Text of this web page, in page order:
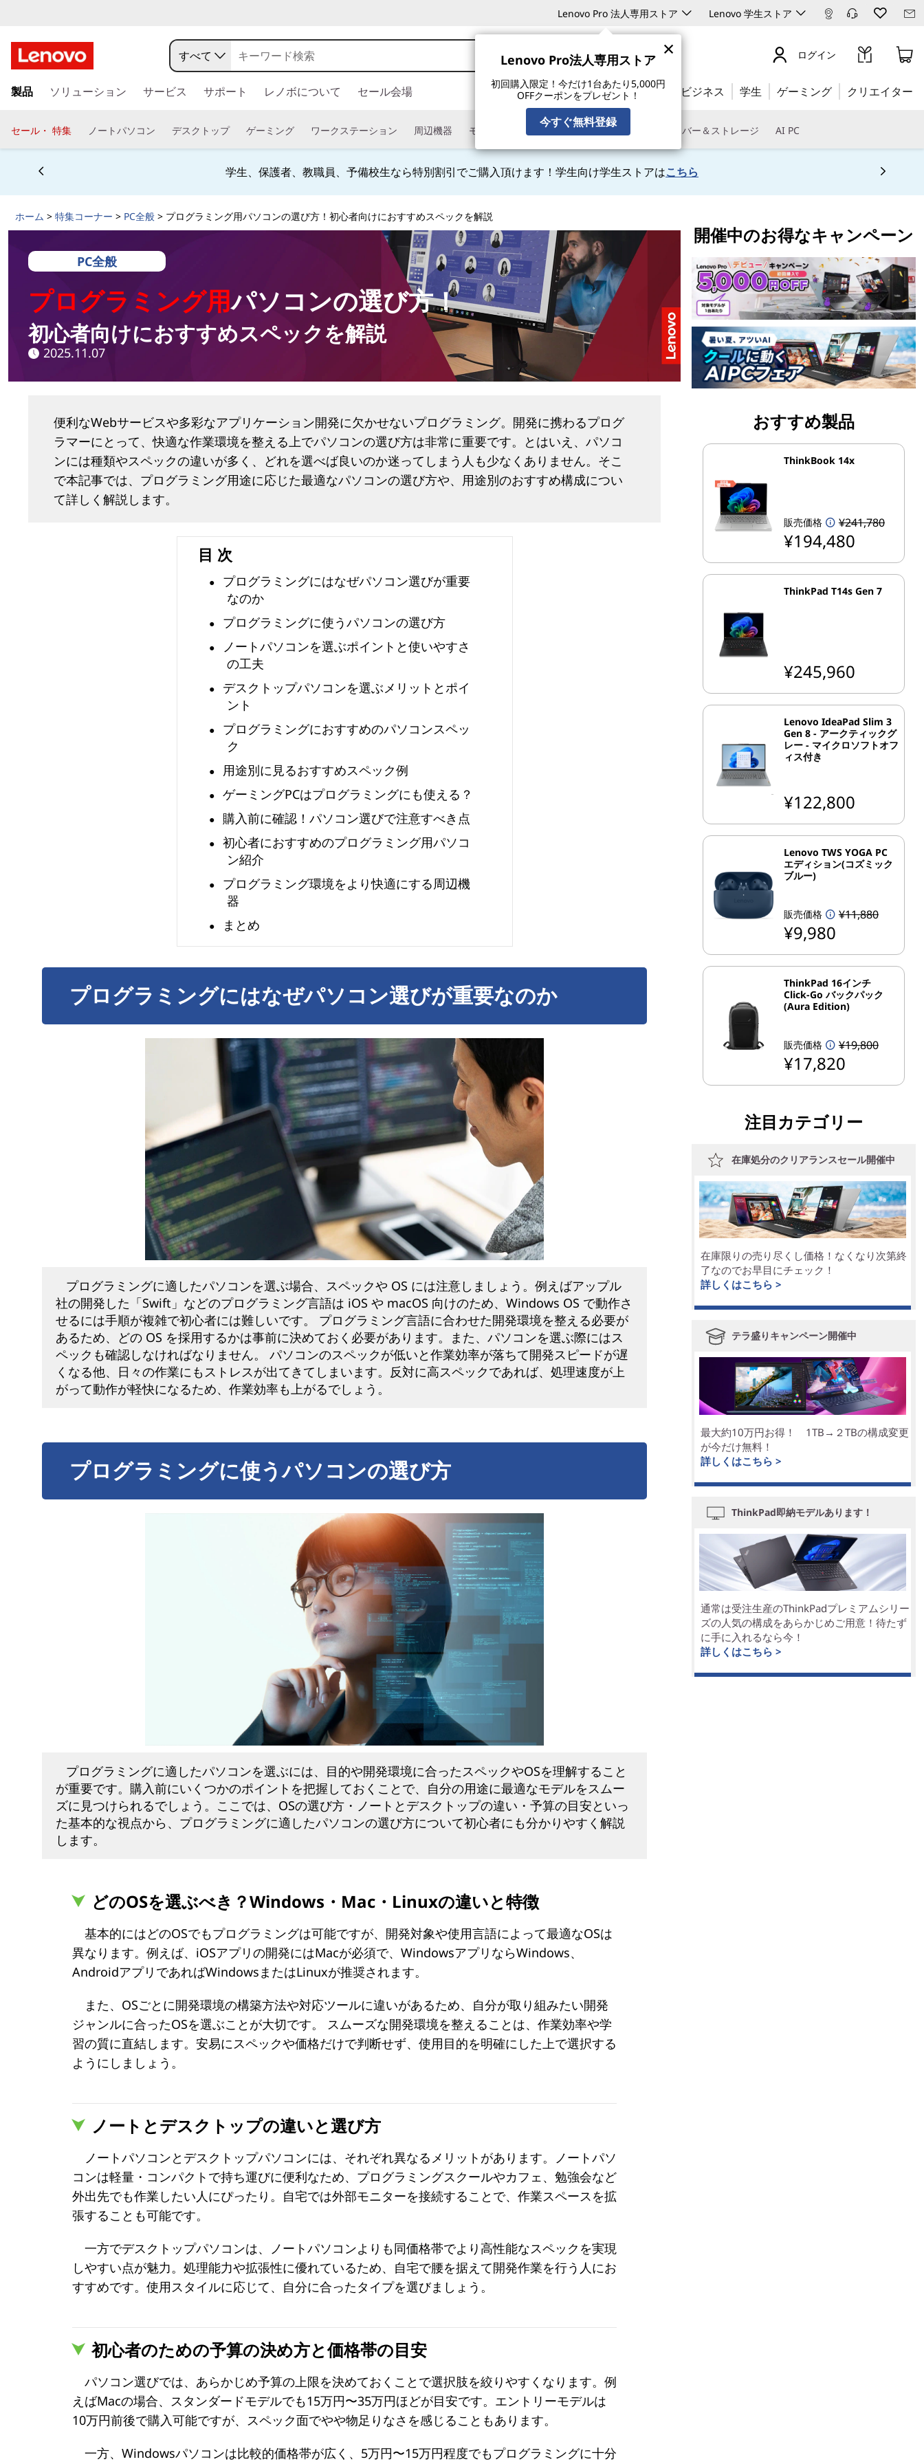
ロ
グ
ミ
グ
用
Lenovo Pro 法人専用ストア
×
Lenovo Pro法人専用ストア
初回購入限定！今だけ1台あたり5,000円
OFFクーポンをプレゼント！
今すぐ無料登録
Lenovo 学生ストア
イ
コ
ン
ス
キ
すべて ログイン
製品 ソリューション サービス サポート レノボについて セール会場 公式ストア: ビジネス 学生 ゲーミング クリエイター
セール・ 特集 ノートパソコン デスクトップ ゲーミング ワークステーション 周辺機器 モニター タブレット ソフトウェア サーバー＆ストレージ AI PC
学生、保護者、教職員、予備校生なら特別割引でご購入頂けます！学生向け学生ストアはこちら
Currently displaying item 4 of 5
ホーム > 特集コーナー > PC全般 > プログラミング用パソコンの選び方！初心者向けにおすすめスペックを解説
PC全般
プログラミング用パソコンの選び方！
初心者向けにおすすめスペックを解説
2025.11.07
便利なWebサービスや多彩なアプリケーション開発に欠かせないプログラミング。開発に携わるプログ
ラマーにとって、快適な作業環境を整える上でパソコンの選び方は非常に重要です。とはいえ、パソコ
ンには種類やスペックの違いが多く、どれを選べば良いのか迷ってしまう人も少なくありません。そこ
で本記事では、プログラミング用途に応じた最適なパソコンの選び方や、用途別のおすすめ構成につい
て詳しく解説します。
目 次
プログラミングにはなぜパソコン選びが重要
なのか
プログラミングに使うパソコンの選び方
ノートパソコンを選ぶポイントと使いやすさ
の工夫
デスクトップパソコンを選ぶメリットとポイ
ント
プログラミングにおすすめのパソコンスペッ
ク
用途別に見るおすすめスペック例
ゲーミングPCはプログラミングにも使える？
購入前に確認！パソコン選びで注意すべき点
初心者におすすめのプログラミング用パソコ
ン紹介
プログラミング環境をより快適にする周辺機
器
まとめ
プログラミングにはなぜパソコン選びが重要なのか
プログラミングに適したパソコンを選ぶ場合、スペックや OS には注意しましょう。例えばアップル
社の開発した「Swift」などのプログラミング言語は iOS や macOS 向けのため、Windows OS で動作さ
せるには手順が複雑で初心者には難しいです。 プログラミング言語に合わせた開発環境を整える必要が
あるため、どの OS を採用するかは事前に決めておく必要があります。また、パソコンを選ぶ際にはス
ペックも確認しなければなりません。 パソコンのスペックが低いと作業効率が落ちて開発スピードが遅
くなる他、日々の作業にもストレスが出てきてしまいます。反対に高スペックであれば、処理速度が上
がって動作が軽快になるため、作業効率も上がるでしょう。
プログラミングに使うパソコンの選び方
プログラミングに適したパソコンを選ぶには、目的や開発環境に合ったスペックやOSを理解すること
が重要です。購入前にいくつかのポイントを把握しておくことで、自分の用途に最適なモデルをスムー
ズに見つけられるでしょう。ここでは、OSの選び方・ノートとデスクトップの違い・予算の目安といっ
た基本的な視点から、プログラミングに適したパソコンの選び方について初心者にも分かりやすく解説
します。
どのOSを選ぶべき？Windows・Mac・Linuxの違いと特徴
基本的にはどのOSでもプログラミングは可能ですが、開発対象や使用言語によって最適なOSは
異なります。例えば、iOSアプリの開発にはMacが必須で、WindowsアプリならWindows、
AndroidアプリであればWindowsまたはLinuxが推奨されます。
また、OSごとに開発環境の構築方法や対応ツールに違いがあるため、自分が取り組みたい開発
ジャンルに合ったOSを選ぶことが大切です。 スムーズな開発環境を整えることは、作業効率や学
習の質に直結します。安易にスペックや価格だけで判断せず、使用目的を明確にした上で選択する
ようにしましょう。
ノートとデスクトップの違いと選び方
ノートパソコンとデスクトップパソコンには、それぞれ異なるメリットがあります。ノートパソ
コンは軽量・コンパクトで持ち運びに便利なため、プログラミングスクールやカフェ、勉強会など
外出先でも作業したい人にぴったり。自宅では外部モニターを接続することで、作業スペースを拡
張することも可能です。
一方でデスクトップパソコンは、ノートパソコンよりも同価格帯でより高性能なスペックを実現
しやすい点が魅力。処理能力や拡張性に優れているため、自宅で腰を据えて開発作業を行う人にお
すすめです。使用スタイルに応じて、自分に合ったタイプを選びましょう。
初心者のための予算の決め方と価格帯の目安
パソコン選びでは、あらかじめ予算の上限を決めておくことで選択肢を絞りやすくなります。例
えばMacの場合、スタンダードモデルでも15万円〜35万円ほどが目安です。エントリーモデルは
10万円前後で購入可能ですが、スペック面でやや物足りなさを感じることもあります。
一方、Windowsパソコンは比較的価格帯が広く、5万円〜15万円程度でもプログラミングに十分
開催中のお得なキャンペーン
おすすめ製品
ThinkBook 14x
販売価格 ¥241,780
¥194,480
ThinkPad T14s Gen 7
¥245,960
Lenovo IdeaPad Slim 3
Gen 8 - アークティックグ
レー - マイクロソフトオフ
ィス付き
¥122,800
Lenovo TWS YOGA PC
エディション(コズミック
ブルー)
販売価格 ¥11,880
¥9,980
ThinkPad 16インチ
Click-Go バックパック
(Aura Edition)
販売価格 ¥19,800
¥17,820
注目カテゴリー
在庫処分のクリアランスセール開催中
在庫限りの売り尽くし価格！なくなり次第終
了なのでお早目にチェック！
詳しくはこちら >
テラ盛りキャンペーン開催中
最大約10万円お得！ 1TB→２TBの構成変更
が今だけ無料！
詳しくはこちら >
ThinkPad即納モデルあります！
通常は受注生産のThinkPadプレミアムシリー
ズの人気の構成をあらかじめご用意！待たず
に手に入れるなら今！
詳しくはこちら >